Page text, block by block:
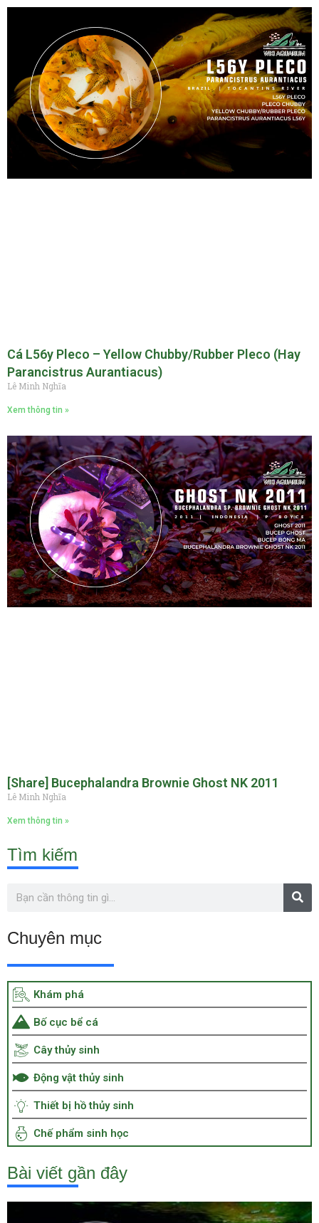
Cá L56y Pleco – Yellow Chubby/Rubber Pleco (hay
Parancistrus Aurantiacus)
Lê Minh Nghĩa
Xem thông tin »
[Share] Bucephalandra Brownie Ghost NK 2011
Lê Minh Nghĩa
Xem thông tin »
Tìm kiếm
Chuyên mục
Khám phá
Bố cục bể cá
Cây thủy sinh
Động vật thủy sinh
Thiết bị hồ thủy sinh
Chế phẩm sinh học
Bài viết gần đây